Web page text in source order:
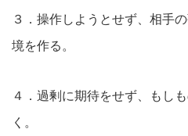
３．操作しようとせず、相手
境を作る。
４．過剰に期待をせず、もし
く。